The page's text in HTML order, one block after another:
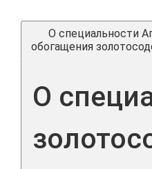
О специальности
обогащения
О